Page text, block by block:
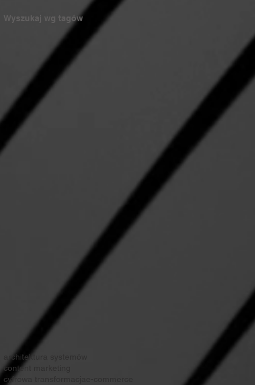
Wyszukaj wg tagów
architektura systemów
content marketing
cyfrowa transformacja